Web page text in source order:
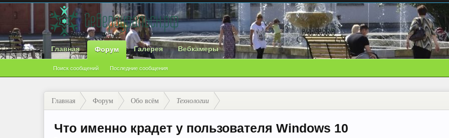
Главная Форум
Поиск сообщений Последние сообщения
Галерея Вебкамеры
Главная Форум Обо всём Технологии
Что именно крадет у пользователя Windows 10